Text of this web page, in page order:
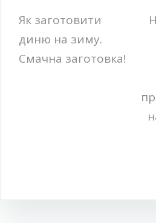
Навігація
записів
Як заготовити
диню на зиму.
Смачна заготовка!